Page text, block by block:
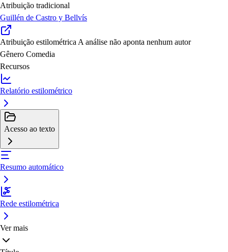
Atribuição tradicional
Guillén de Castro y Bellvís
Atribuição estilométrica A análise não aponta nenhum autor
Gênero Comedia
Recursos
Relatório estilométrico
Acesso ao texto
Resumo automático
Rede estilométrica
Ver mais